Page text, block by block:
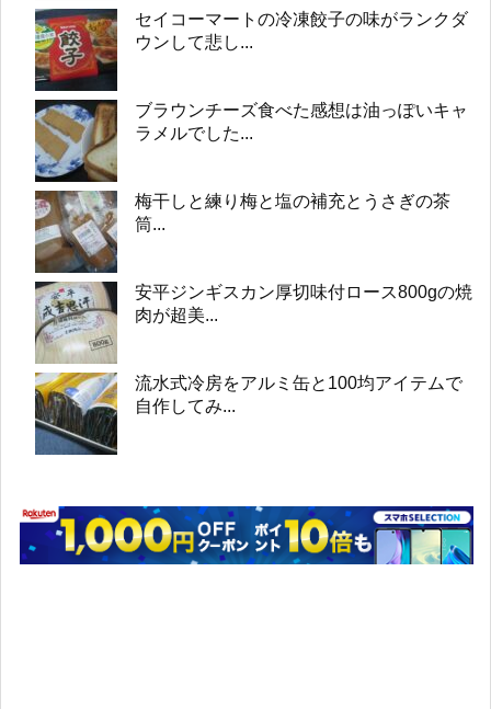
セイコーマートの冷凍餃子の味がランクダ
ウンして悲し...
ブラウンチーズ食べた感想は油っぽいキャ
ラメルでした...
梅干しと練り梅と塩の補充とうさぎの茶
筒...
安平ジンギスカン厚切味付ロース800gの焼
肉が超美...
流水式冷房をアルミ缶と100均アイテムで
自作してみ...